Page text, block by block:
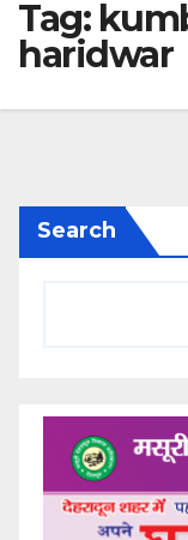
Tag:
haridwar
Search